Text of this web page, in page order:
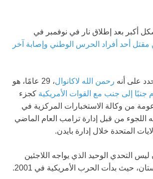
أكبر بعد إطلاق نار في نوفمبر في
أحد أفراد الحرس الوطني وإصابة آخر
على أنه رحمن الله لاكانوال
، 29 عامًا، هو
جنبًا إلى جنب مع القوات الأمريكية كجزء
من وكالة الاستخبارات المركزية في
اللجوء من قبل إدارة ترامب العام الماضي
المتحدة خلال إدارة بايدن.
ليس التحدي الوحيد الذي يواجه اللاجئين
حيث بدأت الحرب الأمريكية في 2001.